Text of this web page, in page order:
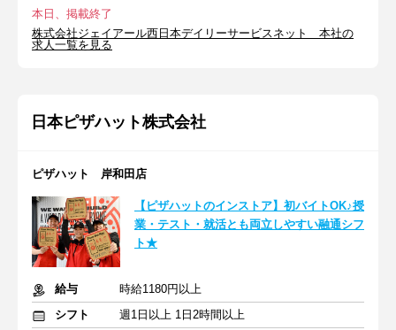
本日、掲載終了
株式会社ジェイアール西日本デイリーサービスネット 本社の
求人一覧を見る
日本ピザハット株式会社
ピザハット 岸和田店
【ピザハットのインストア】初バイトOK♪授
業・テスト・就活とも両立しやすい融通シフ
ト★
給与
時給1180円以上
シフト
週1日以上 1日2時間以上